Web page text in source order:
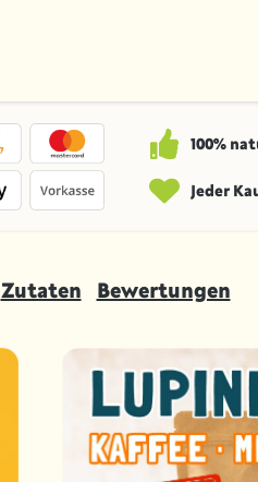
100%
Jeder
Zutaten Bewertungen